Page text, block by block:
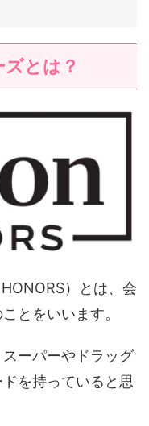
とは？
）とは、会
とをいいます。
ーパーやドラッグ
を持っていると思